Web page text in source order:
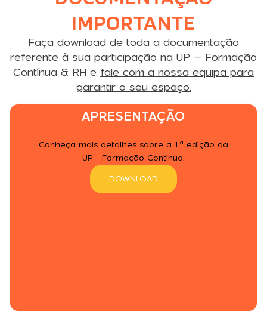
IMPORTANTE
Faça download de toda a documentação
referente à sua participação na UP – Formação
Contínua & RH e fale com a nossa equipa para
garantir o seu espaço.
APRESENTAÇÃO
Conheça mais detalhes sobre a 1.ª edição da
UP - Formação Contínua.
DOWNLOAD